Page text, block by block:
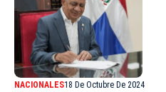
NACIONALES18 De Octubre De 2024